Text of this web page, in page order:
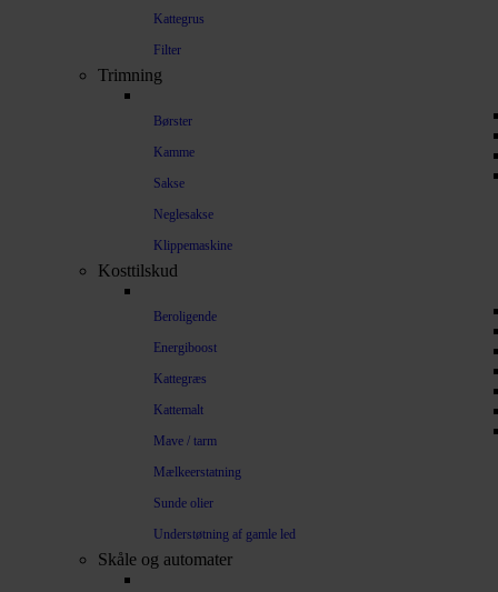
Kattegrus
Filter
Trimning
Børster
Kamme
Sakse
Neglesakse
Klippemaskine
Kosttilskud
Beroligende
Energiboost
Kattegræs
Kattemalt
Mave / tarm
Mælkeerstatning
Sunde olier
Understøtning af gamle led
Skåle og automater